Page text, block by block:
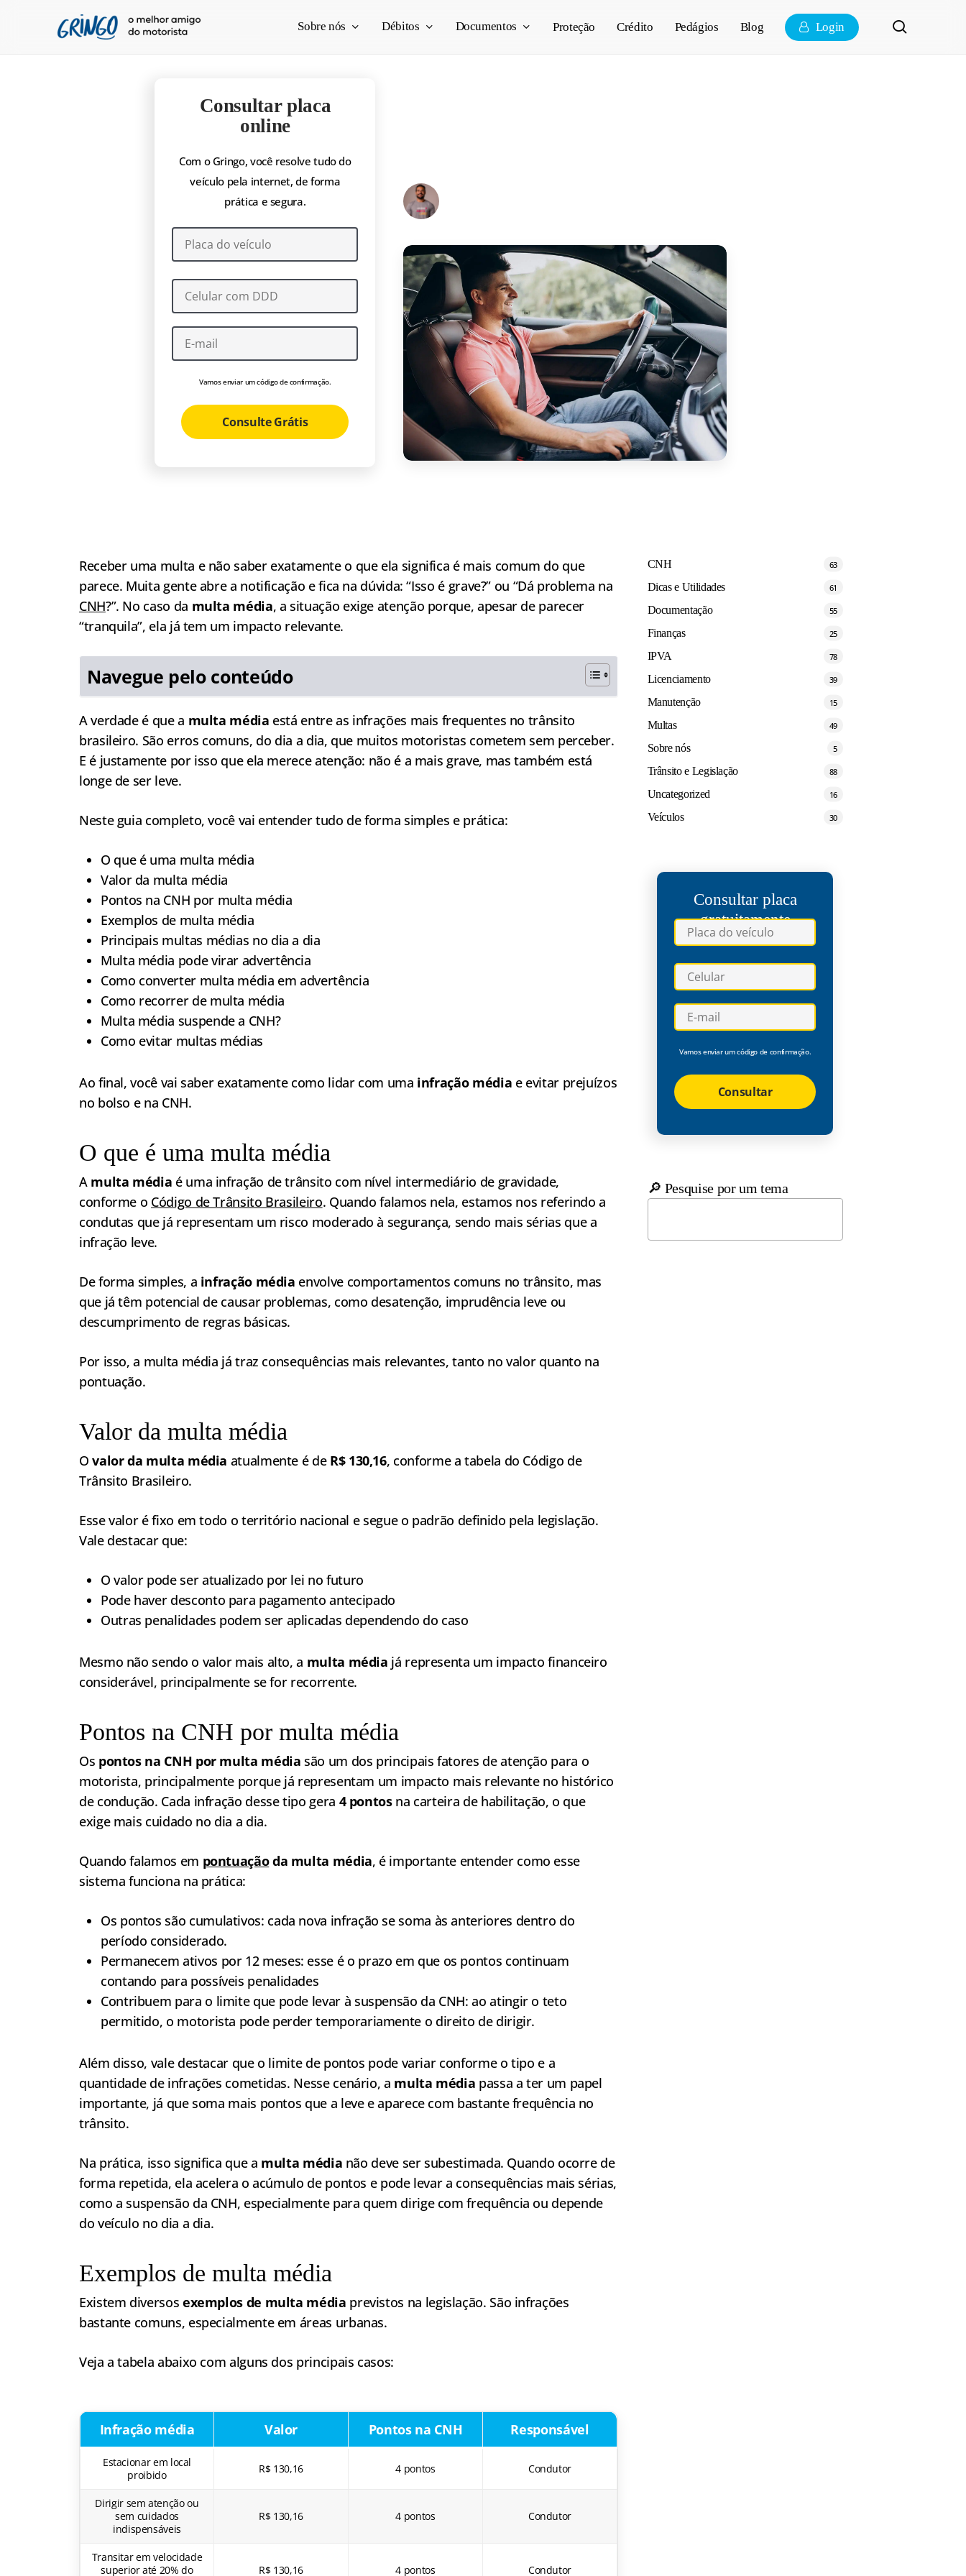
Sobre nós Débitos Documentos Proteção Crédito Pedágios Blog Login
Consultar placa
online
Com o Gringo, você resolve tudo do
veículo pela internet, de forma
prática e segura.
Vamos enviar um código de confirmação.
Consulte Grátis
Receber uma multa e não saber exatamente o que ela significa é mais comum do que
parece. Muita gente abre a notificação e fica na dúvida: “Isso é grave?” ou “Dá problema na
CNH?”. No caso da multa média, a situação exige atenção porque, apesar de parecer
“tranquila”, ela já tem um impacto relevante.
Navegue pelo conteúdo
A verdade é que a multa média está entre as infrações mais frequentes no trânsito
brasileiro. São erros comuns, do dia a dia, que muitos motoristas cometem sem perceber.
E é justamente por isso que ela merece atenção: não é a mais grave, mas também está
longe de ser leve.
Neste guia completo, você vai entender tudo de forma simples e prática:
O que é uma multa média
Valor da multa média
Pontos na CNH por multa média
Exemplos de multa média
Principais multas médias no dia a dia
Multa média pode virar advertência
Como converter multa média em advertência
Como recorrer de multa média
Multa média suspende a CNH?
Como evitar multas médias
Ao final, você vai saber exatamente como lidar com uma infração média e evitar prejuízos
no bolso e na CNH.
O que é uma multa média
A multa média é uma infração de trânsito com nível intermediário de gravidade,
conforme o Código de Trânsito Brasileiro. Quando falamos nela, estamos nos referindo a
condutas que já representam um risco moderado à segurança, sendo mais sérias que a
infração leve.
De forma simples, a infração média envolve comportamentos comuns no trânsito, mas
que já têm potencial de causar problemas, como desatenção, imprudência leve ou
descumprimento de regras básicas.
Por isso, a multa média já traz consequências mais relevantes, tanto no valor quanto na
pontuação.
Valor da multa média
Ovalor da multa média atualmente é de R$ 130,16, conforme a tabela do Código de
Trânsito Brasileiro.
Esse valor é fixo em todo o território nacional e segue o padrão definido pela legislação.
Vale destacar que:
O valor pode ser atualizado por lei no futuro
Pode haver desconto para pagamento antecipado
Outras penalidades podem ser aplicadas dependendo do caso
Mesmo não sendo o valor mais alto, a multa média já representa um impacto financeiro
considerável, principalmente se for recorrente.
Pontos na CNH por multa média
Os pontos na CNH por multa média são um dos principais fatores de atenção para o
motorista, principalmente porque já representam um impacto mais relevante no histórico
de condução. Cada infração desse tipo gera 4 pontosna carteira de habilitação, o que
exige mais cuidado no dia a dia.
Quando falamos em pontuaçãoda multa média, é importante entender como esse
sistema funciona na prática:
Os pontos são cumulativos: cada nova infração se soma às anteriores dentro do
período considerado.
Permanecem ativos por 12 meses: esse é o prazo em que os pontos continuam
contando para possíveis penalidades
Contribuem para o limite que pode levar à suspensão da CNH: ao atingir o teto
permitido, o motorista pode perder temporariamente o direito de dirigir.
Além disso, vale destacar que o limite de pontos pode variar conforme o tipo e a
quantidade de infrações cometidas. Nesse cenário, a multa média passa a ter um papel
importante, já que soma mais pontos que a leve e aparece com bastante frequência no
trânsito.
Na prática, isso significa que a multa média não deve ser subestimada. Quando ocorre de
forma repetida, ela acelera o acúmulo de pontos e pode levar a consequências mais sérias,
como a suspensão da CNH, especialmente para quem dirige com frequência ou depende
do veículo no dia a dia.
Exemplos de multa média
Existem diversos exemplos de multa média previstos na legislação. São infrações
bastante comuns, especialmente em áreas urbanas.
Veja a tabela abaixo com alguns dos principais casos:
Infração média Valor Pontos na CNH Responsável
Estacionar em local
proibido
R$ 130,16 4 pontos Condutor
Dirigir sem atenção ou
sem cuidados
indispensáveis
R$ 130,16 4 pontos Condutor
Transitar em velocidade
superior até 20% do
R$ 130,16 4 pontos Condutor
CNH 63
Dicas e Utilidades 61
Documentação 55
Finanças 25
IPVA 78
Licenciamento 39
Manutenção 15
Multas 49
Sobre nós 5
Trânsito e Legislação 88
Uncategorized 16
Veículos 30
Consultar placa
gratuitamente
Vamos enviar um código de confirmação.
Consultar
🔎 Pesquise por um tema